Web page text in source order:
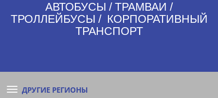
АВТОБУСЫ / ТРАМВАИ /
ТРОЛЛЕЙБУСЫ / КОРПОРАТИВНЫЙ
ТРАНСПОРТ
ДРУГИЕ РЕГИОНЫ